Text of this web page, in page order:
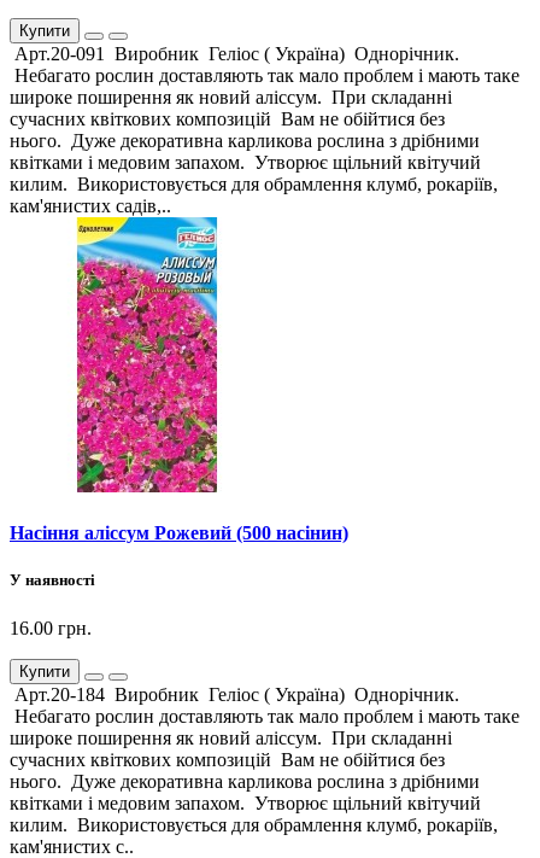
Купити
Арт.20-091 Виробник Геліос ( Україна) Однорічник.
Небагато рослин доставляють так мало проблем і мають таке
широке поширення як новий аліссум. При складанні
сучасних квіткових композицій Вам не обійтися без
нього. Дуже декоративна карликова рослина з дрібними
квітками і медовим запахом. Утворює щільний квітучий
килим. Використовується для обрамлення клумб, рокаріїв,
кам'янистих садів,..
Насіння аліссум Рожевий (500 насінин)
У наявності
16.00 грн.
Купити
Арт.20-184 Виробник Геліос ( Україна) Однорічник.
Небагато рослин доставляють так мало проблем і мають таке
широке поширення як новий аліссум. При складанні
сучасних квіткових композицій Вам не обійтися без
нього. Дуже декоративна карликова рослина з дрібними
квітками і медовим запахом. Утворює щільний квітучий
килим. Використовується для обрамлення клумб, рокаріїв,
кам'янистих с..